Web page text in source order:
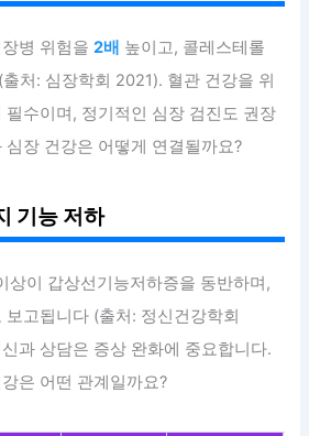
장병 위험을2배 높이고, 콜레스테롤
처: 심장학회 2021). 혈관 건강을 위
필수이며, 정기적인 심장 검진도 권장
장 건강은 어떻게 연결될까요?
기능 저하
상이 갑상선기능저하증을 동반하며,
고됩니다 (출처: 정신건강학회
과 상담은 증상 완화에 중요합니다.
은 어떤 관계일까요?